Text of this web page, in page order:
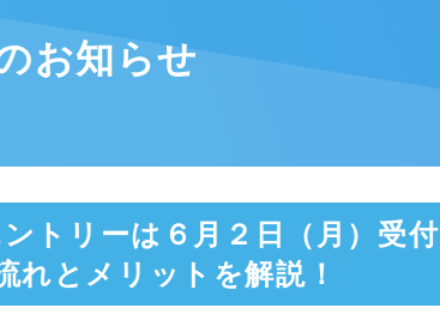
お知らせ
ントリーは６月２日（月）受
れとメリットを解説！